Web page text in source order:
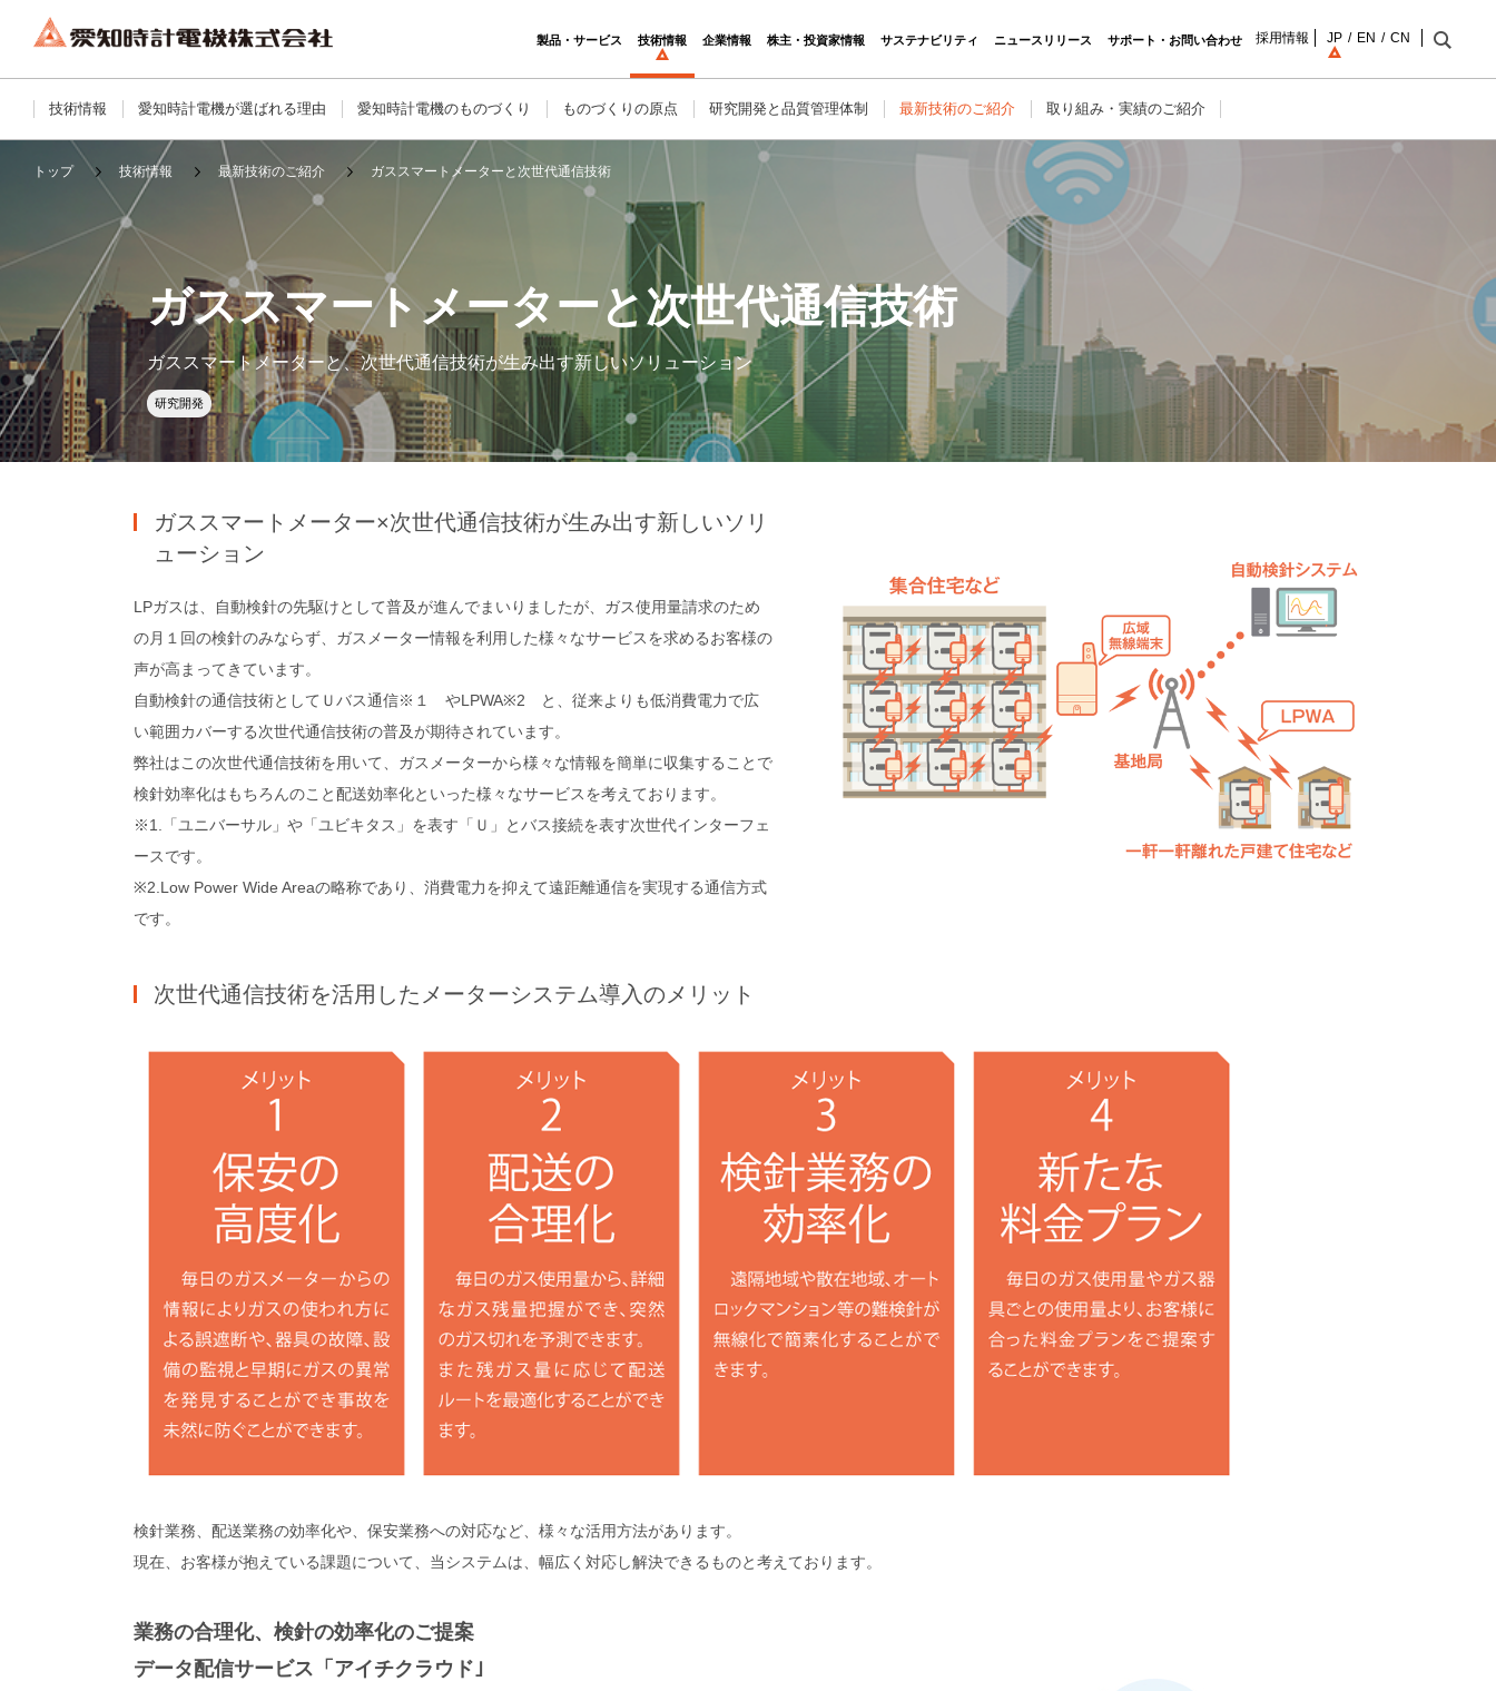
採用情報 JP EN CN
製品・サービス 技術情報 企業情報 株主・投資家情報 サステナビリティ ニュースリリース サポート・お問い合わせ
技術情報 愛知時計電機が選ばれる理由 愛知時計電機のものづくり ものづくりの原点 研究開発と品質管理体制 最新技術のご紹介 取り組み・実績のご紹介
トップ 技術情報 最新技術のご紹介 ガススマートメーターと次世代通信技術
ガススマートメーターと次世代通信技術
ガススマートメーターと、次世代通信技術が生み出す新しいソリューション
研究開発
ガススマートメーター×次世代通信技術が生み出す新しいソリ
ューション
LPガスは、自動検針の先駆けとして普及が進んでまいりましたが、ガス使用量請求のため
の月１回の検針のみならず、ガスメーター情報を利用した様々なサービスを求めるお客様の
声が高まってきています。
自動検針の通信技術としてＵバス通信※１ やLPWA※2 と、従来よりも低消費電力で広
い範囲カバーする次世代通信技術の普及が期待されています。
弊社はこの次世代通信技術を用いて、ガスメーターから様々な情報を簡単に収集することで
検針効率化はもちろんのこと配送効率化といった様々なサービスを考えております。
※1.「ユニバーサル」や「ユビキタス」を表す「Ｕ」とバス接続を表す次世代インターフェ
ースです。
※2.Low Power Wide Areaの略称であり、消費電力を抑えて遠距離通信を実現する通信方式
です。
次世代通信技術を活用したメーターシステム導入のメリット
検針業務、配送業務の効率化や、保安業務への対応など、様々な活用方法があります。
現在、お客様が抱えている課題について、当システムは、幅広く対応し解決できるものと考えております。
業務の合理化、検針の効率化のご提案
データ配信サービス「アイチクラウド｣